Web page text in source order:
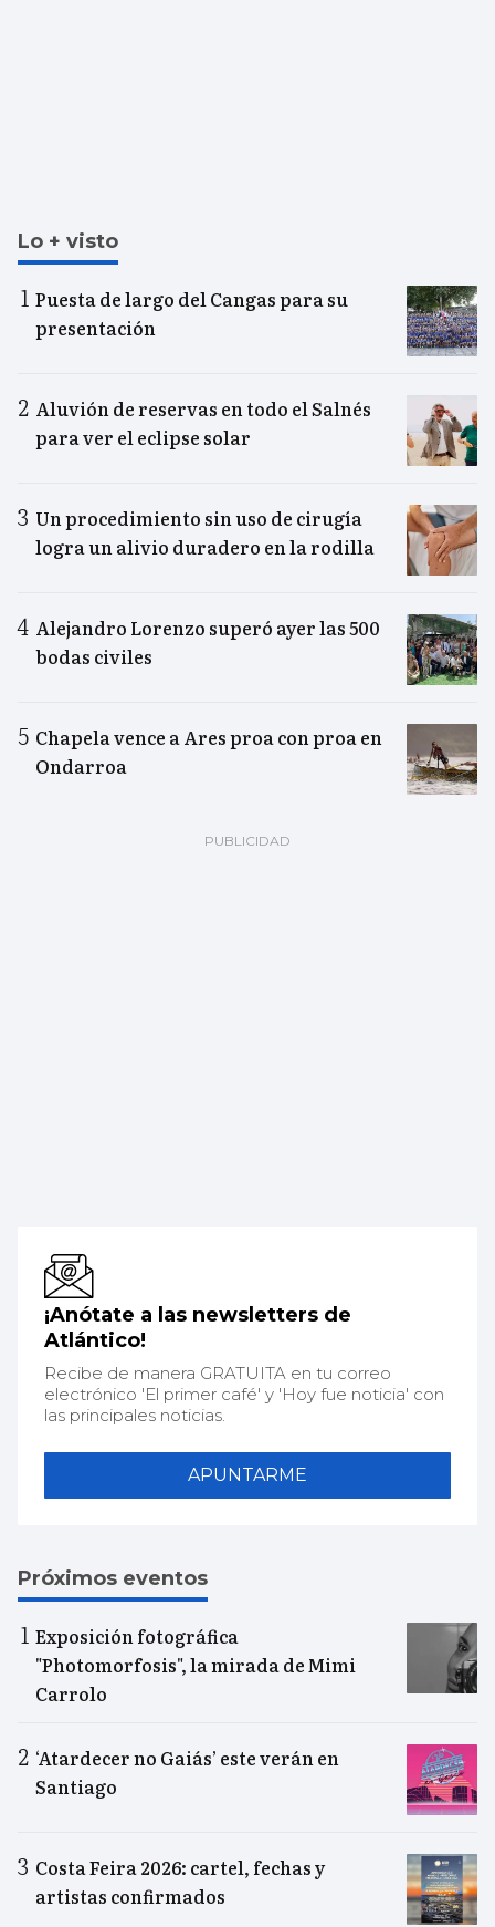
Lo + visto
Puesta de largo del Cangas para su
presentación
Aluvión de reservas en todo el Salnés
para ver el eclipse solar
Un procedimiento sin uso de cirugía
logra un alivio duradero en la rodilla
Alejandro Lorenzo superó ayer las 500
bodas civiles
Chapela vence a Ares proa con proa en
Ondarroa
¡Anótate a las newsletters de
Atlántico!
Recibe de manera GRATUITA en tu correo
electrónico 'El primer café' y 'Hoy fue noticia' con
las principales noticias.
APUNTARME
Próximos eventos
Exposición fotográfica
"Photomorfosis", la mirada de Mimi
Carrolo
‘Atardecer no Gaiás’ este verán en
Santiago
Costa Feira 2026: cartel, fechas y
artistas confirmados